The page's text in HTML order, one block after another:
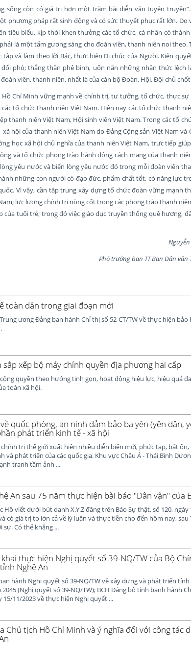
sống còn có giá trị hơn một trăm bài diễn văn tuyên
phương pháp rất sinh động và có sức thuyết phục rất lớn. Do
tiêu biểu, kịp thời khen thưởng các tổ chức, cá nhân có
là một tấm gương sáng cho đoàn viên, thanh niên noi theo.
và làm theo lời Bác, thực hiện Di chúc của Người. Kiên
phó; thẳng thắn phê bình, uốn nắn những nhận thức lệch
viên, thanh niên, nhất là của cán bộ Đoàn, Hội, Đội chủ
Chí Minh vững mạnh về chính trị, tư tưởng, tổ chức, thực
tổ chức thanh niên Việt Nam. Hiện nay các tổ chức thanh
thanh niên Việt Nam, Hội sinh viên Việt Nam. Trong các tổ
hội của thanh niên Việt Nam do Đảng Cộng sản Việt Nam và
học xã hội chủ nghĩa của thanh niên Việt Nam, trực tiếp
và tổ chức phong trào hành động cách mạng của thanh
yêu nước và biến lòng yêu nước đó trong mỗi đoàn viên
những con người có đạo đức, phẩm chất tốt, có năng lực
Vì vậy, cần tập trung xây dựng tổ chức đoàn vững mạnh
lực lượng chính trị nòng cốt trong các phong trào thanh
của tuổi trẻ; trong đó việc giáo dục truyền thống quê hương,
Nguyễn
Phó trưởng ban TT Ban Dân vận TU
toàn dân trong giai đoạn mới
ương Đảng ban hành Chỉ thị số 52-CT/TW về thực hiện bảo
xếp bộ máy chính quyền địa phương hai cấp
quyền theo hướng tinh gọn, hoạt động hiệu lực, hiệu quả
toàn xã hội.
quốc phòng, an ninh đảm bảo ba yên (yên dân,
phát triển kinh tế - xã hội
trị thế giới xuất hiện nhiều diễn biến mới, phức tạp, bất ổn,
và phát triển của các quốc gia. Khu vực Châu Á - Thái Bình
tranh tầm ảnh ...
An sau 75 năm thực hiện bài báo "Dân vận" của
Hồ viết dưới bút danh X.Y.Z đăng trên Báo Sự thật, số 120, ngày
có giá trị to lớn cả về lý luận và thực tiễn cho đến hôm nay, sau
Có thể khẳng ...
thực hiện Nghị quyết số 39-NQ/TW của Bộ
Nghệ An
hành Nghị quyết số 39-NQ/TW về xây dựng và phát triển tỉnh
(Nghị quyết số 39-NQ/TW); BCH Đảng bộ tỉnh banh hành
15/11/2023 về thực hiện Nghị quyết ...
Chủ tịch Hồ Chí Minh và ý nghĩa đối với công tác